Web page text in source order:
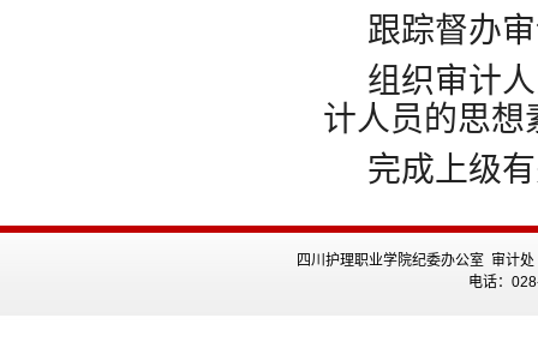
跟踪督办
组织审计
计人员的思想
完成上级
四川护理职业学院纪委办公室 审计
电话：